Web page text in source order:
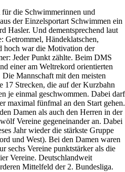
die Schwimmerinnen und
der Einzelsportart Schwimmen ein
Hasler. Und dementsprechend laut
Getrommel, Händeklatschen,
hoch war die Motivation der
Jeder Punkt zählte. Beim DMS
einer am Weltrekord orientierten
Die Mannschaft mit den meisten
17 Strecken, die auf der Kurzbahn
je einmal geschwommen. Dabei darf
maximal fünfmal an den Start gehen.
Damen als auch den Herren in der
Vereine gegeneinander an. Dabei
Jahr wieder die stärkste Gruppe
und West). Bei den Damen waren
sechs Vereine punktstärker als die
Vereine. Deutschlandweit
Mittelfeld der 2. Bundesliga.